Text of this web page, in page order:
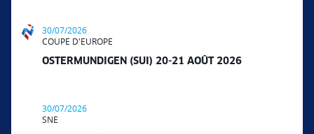
30/07/2026
COUPE D'EUROPE
OSTERMUNDIGEN (SUI) 20-21 AOÛT 2026
30/07/2026
SNE